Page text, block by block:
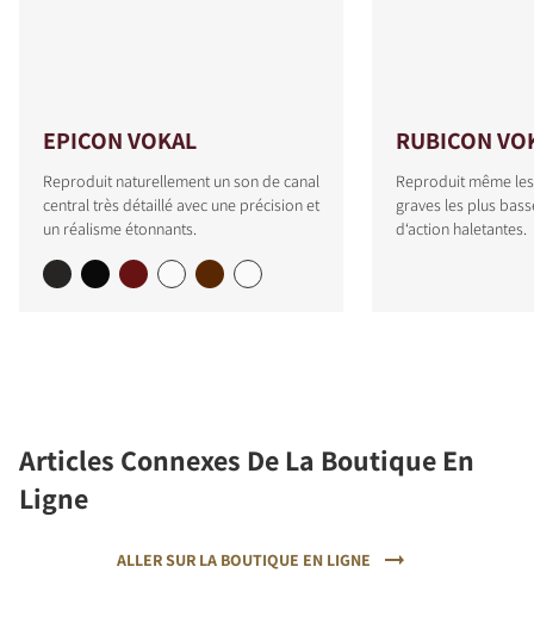
EPICON VOKAL
Reproduit naturellement un son de canal
central très détaillé avec une précision et
un réalisme étonnants.
RUBICON
Reproduit même
graves les plus
d‘action haletantes.
Articles Connexes De La Boutique En
Ligne
ALLER SUR LA BOUTIQUE EN LIGNE